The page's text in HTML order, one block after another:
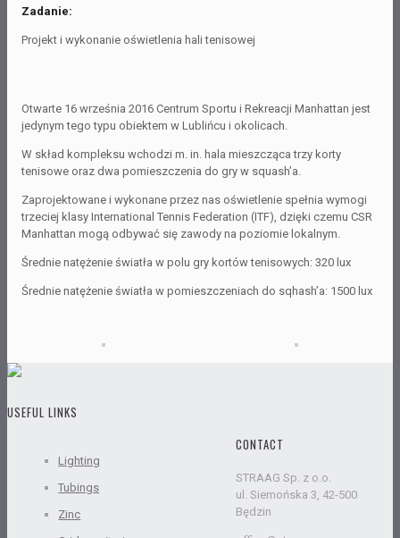
Zadanie:
Projekt i wykonanie oświetlenia hali tenisowej
Otwarte 16 września 2016 Centrum Sportu i Rekreacji Manhattan jest
jedynym tego typu obiektem w Lublińcu i okolicach.
W skład kompleksu wchodzi m. in. hala mieszcząca trzy korty
tenisowe oraz dwa pomieszczenia do gry w squash’a.
Zaprojektowane i wykonane przez nas oświetlenie spełnia wymogi
trzeciej klasy International Tennis Federation (ITF), dzięki czemu CSR
Manhattan mogą odbywać się zawody na poziomie lokalnym.
Średnie natężenie światła w polu gry kortów tenisowych: 320 lux
Średnie natężenie światła w pomieszczeniach do sqhash’a: 1500 lux
USEFUL LINKS
Lighting
Tubings
Zinc
CONTACT
STRAAG Sp. z o.o.
ul. Siemońska 3, 42-500
Będzin